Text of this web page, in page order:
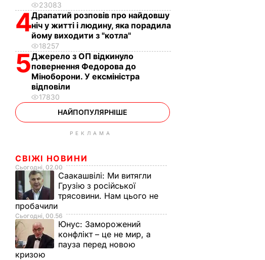
23083
4Драпатий розповів про найдовшу
ніч у житті і людину, яка порадила
йому виходити з "котла"
18257
5Джерело з ОП відкинуло
повернення Федорова до
Міноборони. У ексміністра
відповіли
17830
НАЙПОПУЛЯРНІШЕ
РЕКЛАМА
СВІЖІ НОВИНИ
Сьогодні, 02.00
Саакашвілі: Ми витягли
Грузію з російської
трясовини. Нам цього не
пробачили
Сьогодні, 00.56
Юнус: Заморожений
конфлікт – це не мир, а
пауза перед новою
кризою